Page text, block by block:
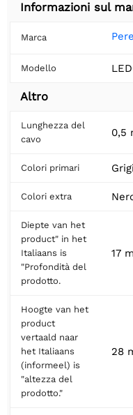
Informazioni sul
Marca
Modello
Altro
Lunghezza del
cavo
0,5
Colori primari
Colori extra
Diepte van het
product" in het
Italiaans is
"Profondità del
prodotto.
17
Hoogte van het
product
vertaald naar
het Italiaans
(informeel) is
"altezza del
prodotto."
28